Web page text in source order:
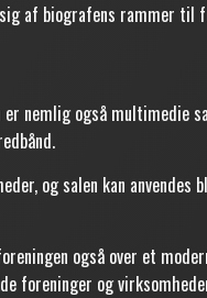
af biografens rammer
nemlig også
og salen kan anvendes
også over et
foreninger og